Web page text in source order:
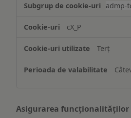
și/sau
informațiilor
pe
dispozitiv
admp-
cX_P
Terț
Asigurarea funcționalităților